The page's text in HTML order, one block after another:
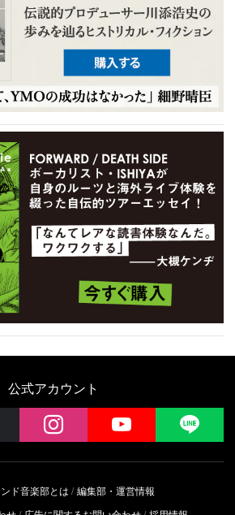
公式アカウント
instagram YouTube
ド音楽部とは
編集部・運営情報